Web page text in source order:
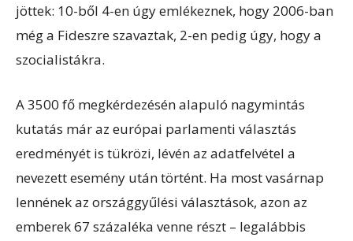
jöttek: 10-ből 4-en úgy emlékeznek, hogy 2006-ban
még a Fideszre szavaztak, 2-en pedig úgy, hogy a
szocialistákra.
A 3500 fő megkérdezésén alapuló nagymintás
kutatás már az európai parlamenti választás
eredményét is tükrözi, lévén az adatfelvétel a
nevezett esemény után történt. Ha most vasárnap
lennének az országgyűlési választások, azon az
emberek 67 százaléka venne részt – legalábbis